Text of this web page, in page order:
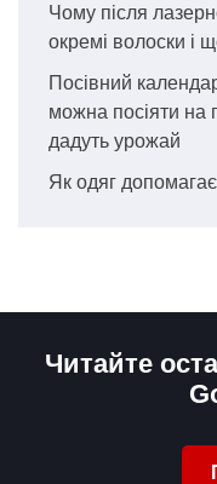
Чому після
окремі волоски і
Посівний
можна посіяти на
дадуть урожай
Як одяг
Читайте